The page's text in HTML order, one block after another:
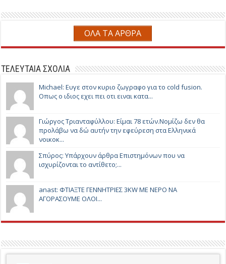
ΟΛΑ ΤΑ ΑΡΘΡΑ
ΤΕΛΕΥΤΑΙΑ ΣΧΟΛΙΑ
Michael: Ευγε στον κυριο ζωγραφο για το cold fusion.
Οπως ο ιδιος εχει πει οτι ειναι κατα...
Γιώργος Τριανταφύλλου: Είμαι 78 ετών.Νομίζω δεν θα
προλάβω να δώ αυτήν την εφεύρεση στα Ελληνικά
νοικοκ...
Σπύρος: Υπάρχουν άρθρα Επιστημόνων που να
ισχυρίζονται το αντίθετο;...
anast: ΦΤΙΑΞΤΕ ΓΕΝΝΗΤΡΙΕΣ 3KW ΜΕ ΝΕΡΟ ΝΑ
ΑΓΟΡΑΣΟΥΜΕ ΟΛΟΙ...